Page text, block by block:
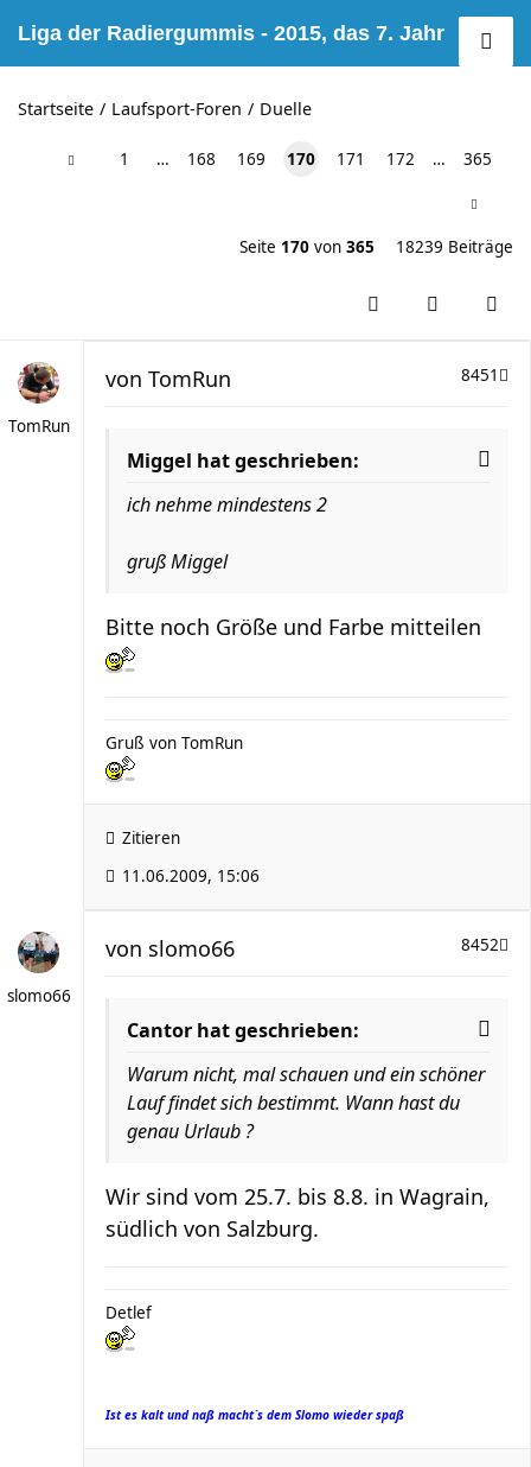
Liga der Radiergummis - 2015, das 7. Jahr
Startseite Laufsport-Foren Duelle
1 … 168 169 170 171 172 … 365
Seite 170 von 365 18239 Beiträge
TomRun
8451
von TomRun
Miggel hat geschrieben:
ich nehme mindestens 2
gruß Miggel
Bitte noch Größe und Farbe mitteilen
Gruß von TomRun
Zitieren
11.06.2009, 15:06
slomo66
8452
von slomo66
Cantor hat geschrieben:
Warum nicht, mal schauen und ein schöner
Lauf findet sich bestimmt. Wann hast du
genau Urlaub ?
Wir sind vom 25.7. bis 8.8. in Wagrain,
südlich von Salzburg.
Detlef
Ist es kalt und naß macht`s dem Slomo wieder spaß